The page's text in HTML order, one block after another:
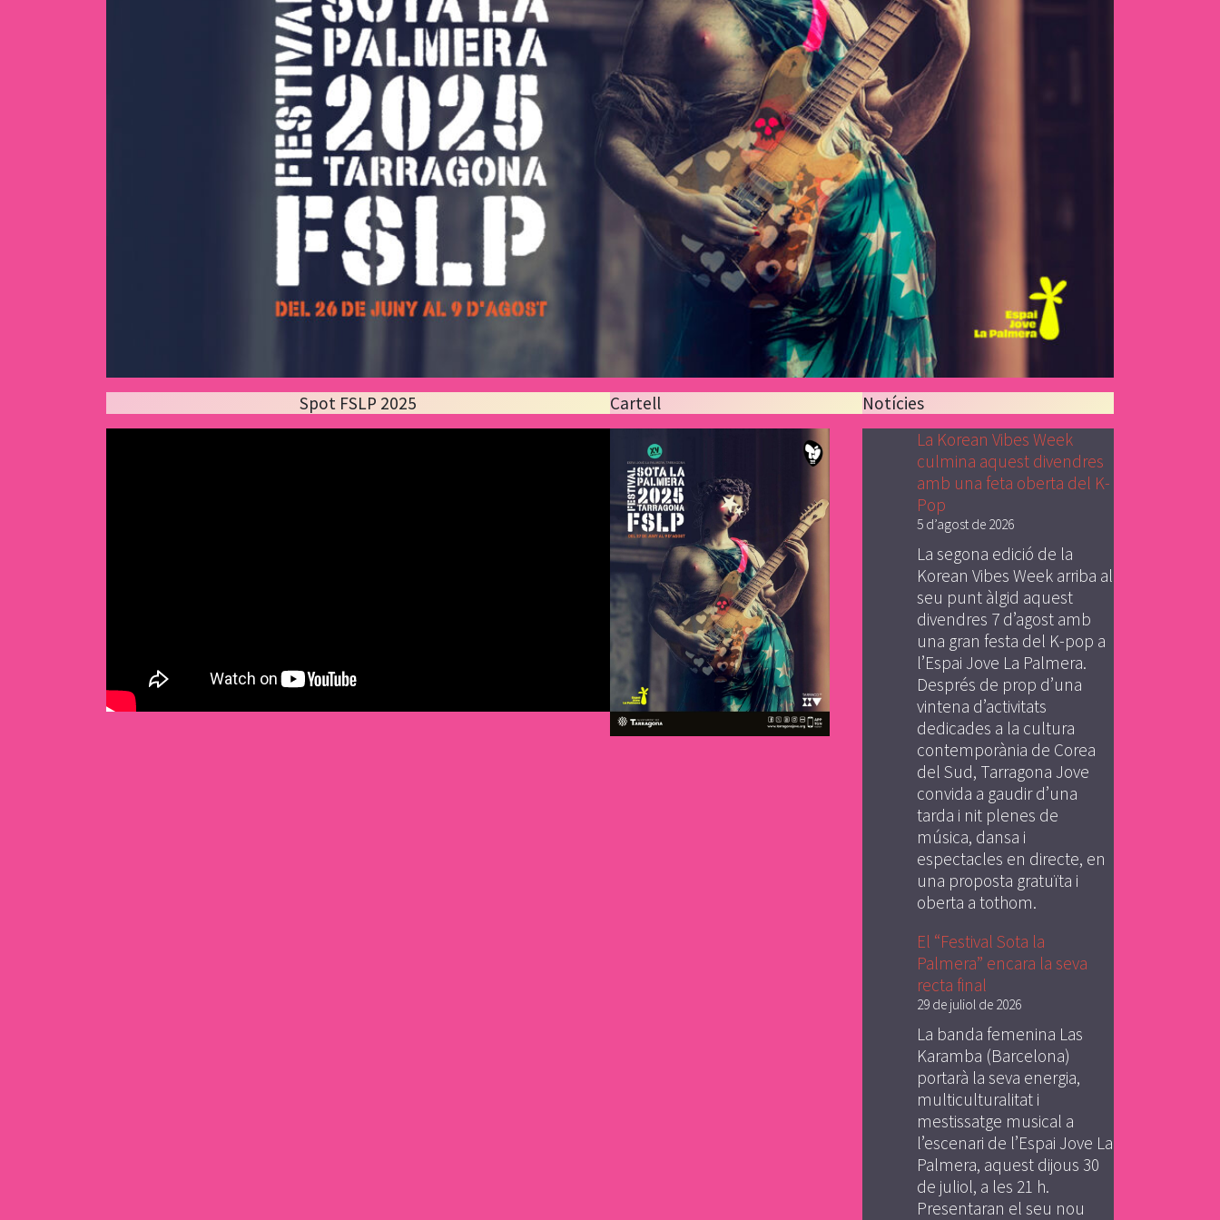
Spot FSLP 2025 Cartell
Notícies
La Korean Vibes Week
culmina aquest divendres
amb una feta oberta del K-
Pop
5 d’agost de 2026
La segona edició de la
Korean Vibes Week arriba al
seu punt àlgid aquest
divendres 7 d’agost amb
una gran festa del K-pop a
l’Espai Jove La Palmera.
Després de prop d’una
vintena d’activitats
dedicades a la cultura
contemporània de Corea
del Sud, Tarragona Jove
convida a gaudir d’una
tarda i nit plenes de
música, dansa i
espectacles en directe, en
una proposta gratuïta i
oberta a tothom.
El “Festival Sota la
Palmera” encara la seva
recta final
29 de juliol de 2026
La banda femenina Las
Karamba (Barcelona)
portarà la seva energia,
multiculturalitat i
mestissatge musical a
l’escenari de l’Espai Jove La
Palmera, aquest dijous 30
de juliol, a les 21 h.
Presentaran el seu nou